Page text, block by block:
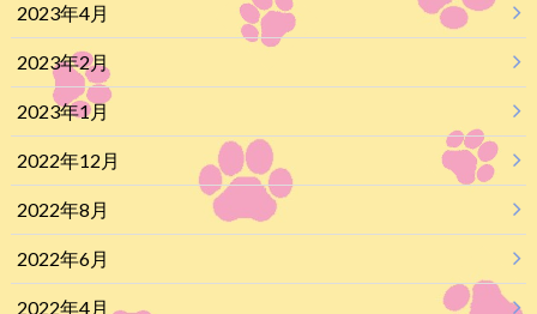
2023年4月
2023年2月
2023年1月
2022年12月
2022年8月
2022年6月
2022年4月